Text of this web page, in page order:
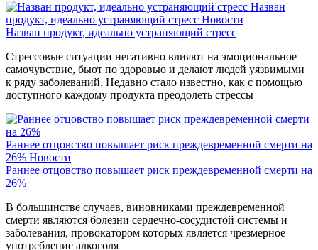
Назван
продукт, идеально устраняющий стресс Новости
Назван продукт, идеально устраняющий стресс
Стрессовые ситуации негативно влияют на эмоциональное
самочувствие, бьют по здоровью и делают людей уязвимыми
к ряду заболеваний. Недавно стало известно, как с помощью
доступного каждому продукта преодолеть стрессы
Раннее отцовство повышает риск преждевременной смерти на
26% Новости
Раннее отцовство повышает риск преждевременной смерти на
26%
В большинстве случаев, виновниками преждевременной
смерти являются болезни сердечно-сосудистой системы и
заболевания, провокатором которых является чрезмерное
употребление алкоголя